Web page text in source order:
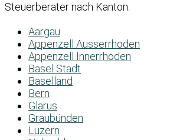
Steuerberater nach Kanton:
Aargau
Appenzell Ausserrhoden
Appenzell Innerrhoden
Basel Stadt
Baselland
Bern
Glarus
Graubünden
Luzern